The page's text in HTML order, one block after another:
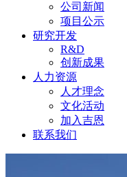
公司新闻
项目公示
研究开发
R&D
创新成果
人力资源
人才理念
文化活动
加入吉恩
联系我们